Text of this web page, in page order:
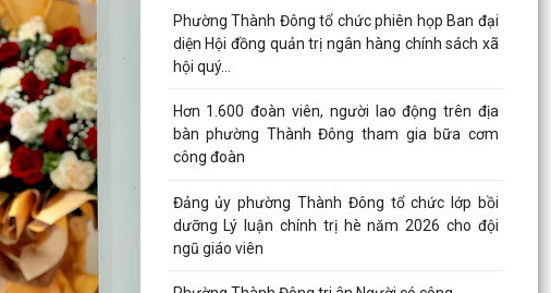
Phường Thành Đông tri ân các gia đình chính
sách nhân dịp 27/7
cơm công đoàn" chăm lo cho đoàn viện, người
lao động
tổ chức Đại hội thành lập nhiệm kỳ 2026 – 2031
Phường Thành Đông long trọng tổ chức Lễ thắp